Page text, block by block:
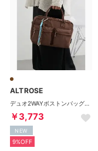
ALTROSE
￥3,773
NEW
9%OFF